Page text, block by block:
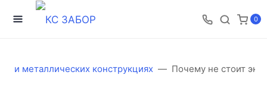
0
и металлических конструкциях Почему не стоит